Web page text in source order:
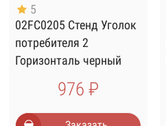
5
02FC0205 Стенд Уголок
потребителя 2
Горизонталь черный
976 ₽